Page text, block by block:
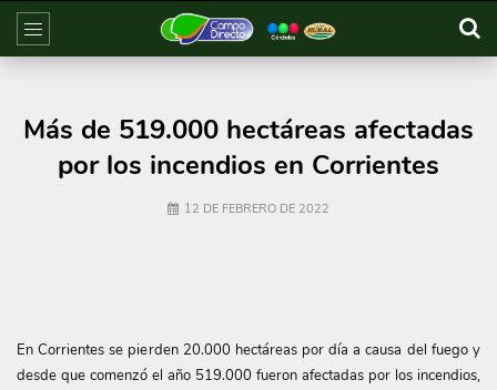
Más de 519.000 hectáreas afectadas
por los incendios en Corrientes
12 DE FEBRERO DE 2022
En Corrientes se pierden 20.000 hectáreas por día a causa del fuego y
desde que comenzó el año 519.000 fueron afectadas por los incendios,